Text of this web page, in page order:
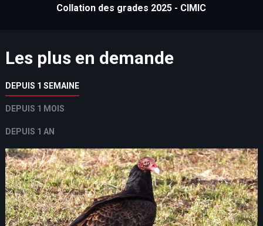
Collation des grades 2025 - CIMIC
Les plus en demande
DEPUIS 1 SEMAINE
DEPUIS 1 MOIS
DEPUIS 1 AN